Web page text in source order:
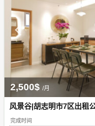
风景谷|胡志明市7区出租
方米 D700222
完成时间
2,500$ /月